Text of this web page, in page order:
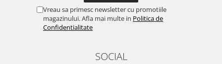
Vreau sa primesc newsletter cu promotiile
magazinului. Afla mai multe in Politica de
Confidentialitate
SOCIAL